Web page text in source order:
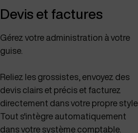
Devis et factures
Gérez votre administration à votre
guise.
Reliez les grossistes, envoyez des
devis clairs et précis et facturez
directement dans votre propre
Tout s'intègre automatiquement
dans votre système comptable.